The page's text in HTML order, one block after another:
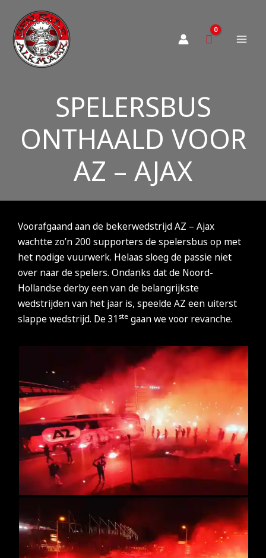
naar
inhoud
SPELERSBUS
ONTHAALD VOOR
AZ – AJAX
Voorafgaand aan de bekerwedstrijd AZ – Ajax
wachtte zo’n 200 supporters de spelersbus op met
het nodige vuurwerk. Helaas sloeg de passie niet
over naar de spelers. Ondanks dat de Noord-
Hollandse derby een van de belangrijkste
wedstrijden van het jaar is, speelde AZ een uiterst
slappe wedstrijd. De 31 ste gaan we voor revanche.